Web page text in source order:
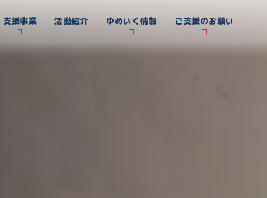
支援事業 活動紹介 ゆめいく情報 ご支援のお願い